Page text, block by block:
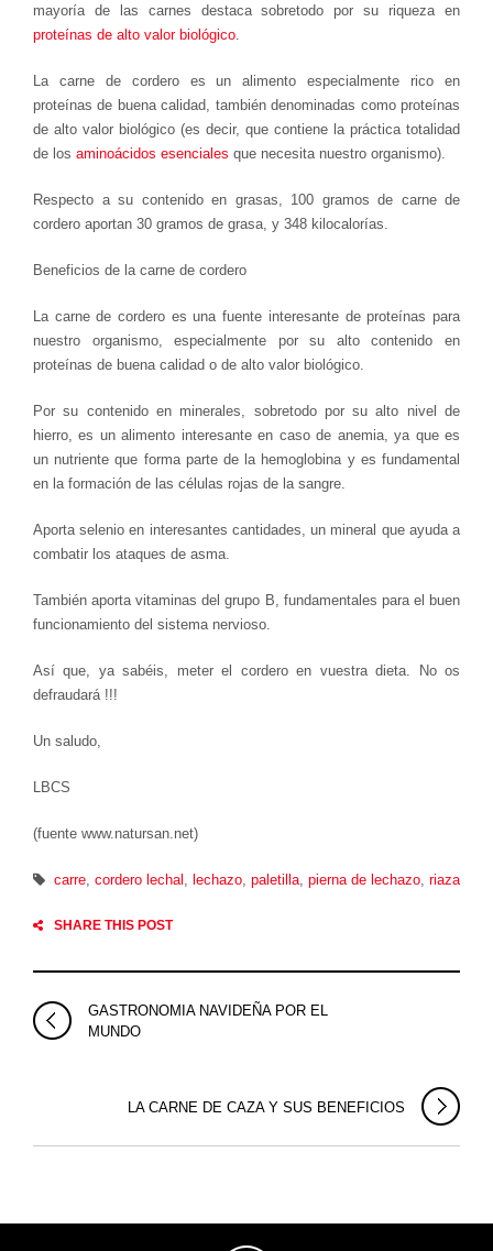
mayoría de las carnes destaca sobretodo por su riqueza en
proteínas de alto valor biológico
La carne de cordero es un alimento especialmente rico en
proteínas de buena calidad, también denominadas como proteínas
de alto valor biológico (es decir, que contiene la práctica totalidad
de los aminoácidos esenciales que necesita nuestro organismo).
Respecto a su contenido en grasas, 100 gramos de carne de
cordero aportan 30 gramos de grasa, y 348 kilocalorías.
Beneficios de la carne de cordero
La carne de cordero es una fuente interesante de proteínas para
nuestro organismo, especialmente por su alto contenido en
proteínas de buena calidad o de alto valor biológico.
Por su contenido en minerales, sobretodo por su alto nivel de
hierro, es un alimento interesante en caso de anemia, ya que es
un nutriente que forma parte de la hemoglobina y es fundamental
en la formación de las células rojas de la sangre.
Aporta selenio en interesantes cantidades, un mineral que ayuda a
combatir los ataques de asma.
También aporta vitaminas del grupo B, fundamentales para el buen
funcionamiento del sistema nervioso.
Así que, ya sabéis, meter el cordero en vuestra dieta. No os
defraudará !!!
Un saludo,
LBCS
(fuente www.natursan.net)
SHARE THIS POST
carre cordero lechal lechazo paletilla pierna de lechazo riaza
GASTRONOMIA NAVIDEÑA POR EL
MUNDO
LA CARNE DE CAZA Y SUS BENEFICIOS